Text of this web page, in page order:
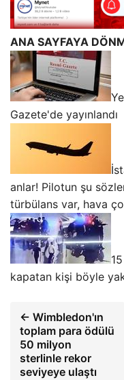
ANA SAYFAYA
Gazete'de yayınlandı
anlar! Pilotun şu
türbülans var, hava
kapatan kişi böyle
← Wimbledon'ın
toplam para ödülü
50 milyon
sterlinle rekor
seviyeye ulaştı